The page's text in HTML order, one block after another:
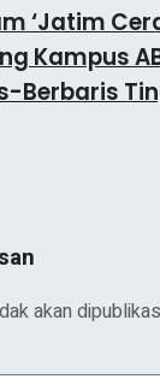
‘Jatim
Kampus
Berbaris
akan